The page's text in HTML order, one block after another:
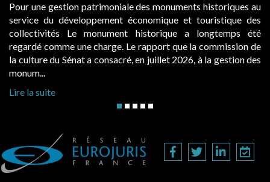
des monuments historiques au
économique et touristique des
historique a longtemps été
charge. Le rapport que la commission de
a consacré, en juillet 2026, à la gestion des
Evocatrices des
également un beau
public, elles
d’occupation.